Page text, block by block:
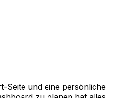
Seite und eine persönliche